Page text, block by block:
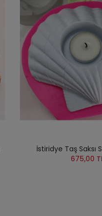
İstiridye Taş Saksı
675,00